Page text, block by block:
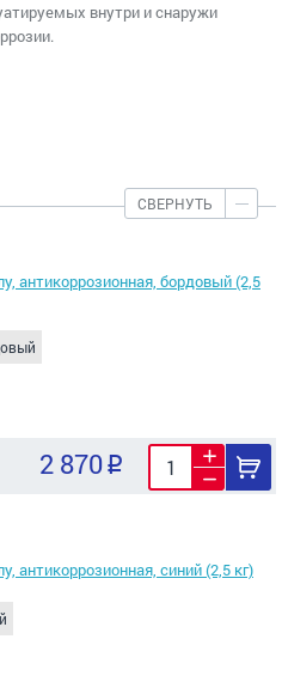
внутри и снаружи
СВЕРНУТЬ
антикоррозионная, бордовый (2,5
2 870
антикоррозионная, синий (2,5 кг)